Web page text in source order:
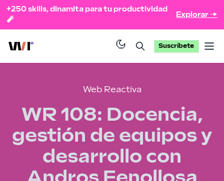
+250 skills, dinamita para tu productividad
🧨
Explorar →
Suscríbete
Web Reactiva
WR 108: Docencia,
gestión de equipos y
desarrollo con